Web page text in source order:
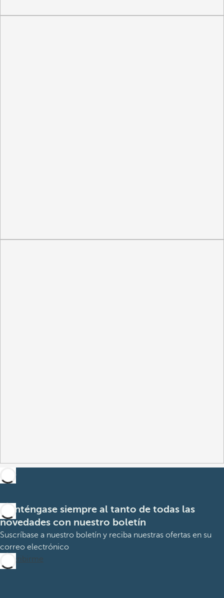
Manténgase siempre al tanto de todas las
novedades con nuestro boletín
Suscríbase a nuestro boletín y reciba nuestras ofertas en su
correo electrónico
Suscribirme